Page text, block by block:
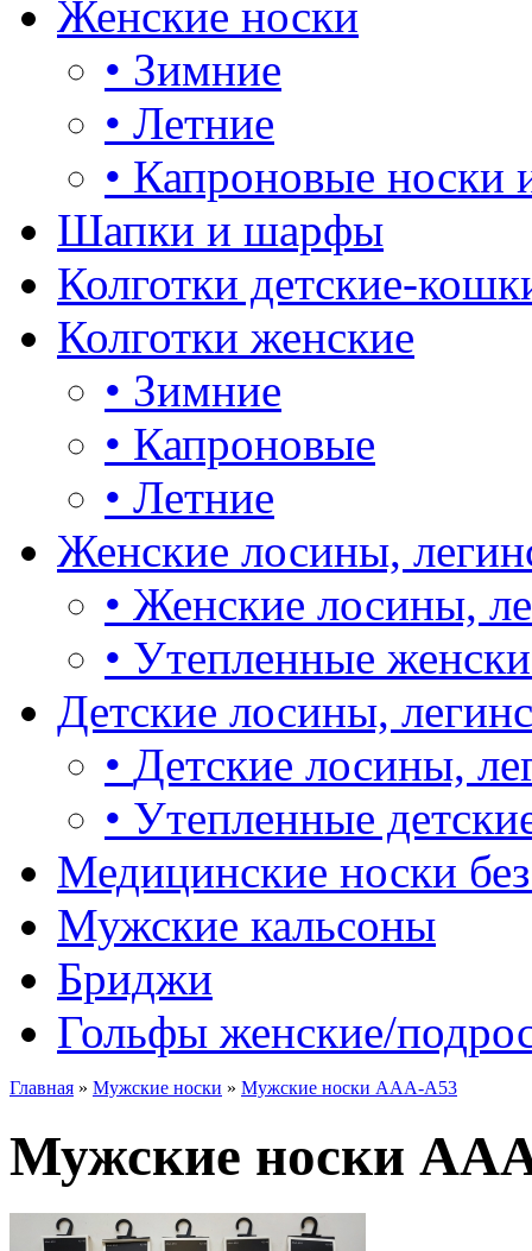
Женские носки
• Зимние
• Летние
• Капроновые носки
Шапки и шарфы
Колготки детские-
Колготки женские
• Зимние
• Капроновые
• Летние
Женские лосины,
• Женские лосины,
• Утепленные
Детские лосины,
• Детские лосины,
• Утепленные
Медицинские носки
Мужские кальсоны
Бриджи
Гольфы женские/
Главная » Мужские носки » Мужские носки AAA-A53
Мужские носки